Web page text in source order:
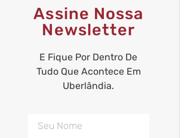
Assine Nossa
Newsletter
E Fique Por Dentro De
Tudo Que Acontece Em
Uberlândia.